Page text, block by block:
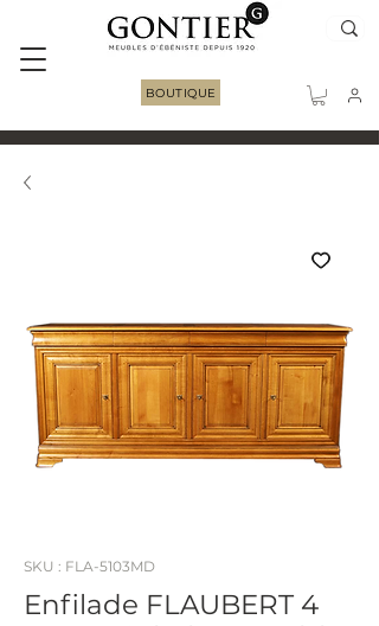
BOUTIQUE
SKU : FLA-5103MD
Enfilade FLAUBERT 4